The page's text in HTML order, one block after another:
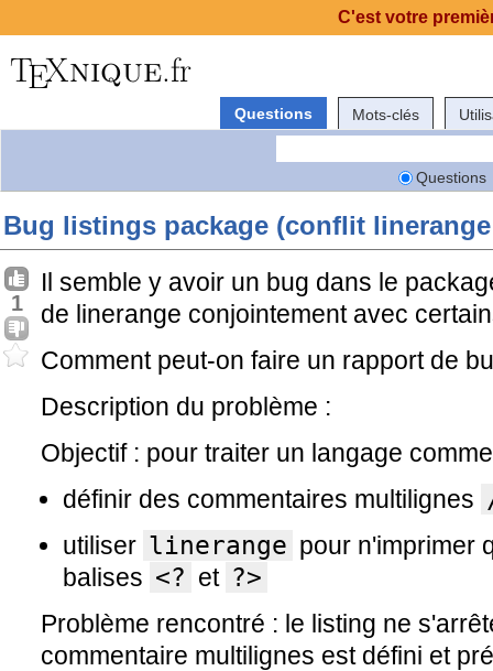
Questions Mots-clés
Questions
Bug listings package (conflit
1
Il semble y avoir un bug dans le
de linerange conjointement avec
Comment peut-on faire un rapport de
Description du problème :
Objectif : pour traiter un langage
définir des commentaires multilignes
utiliser linerange pour n'imprimer
balises <? et ?>
Problème rencontré : le listing ne
commentaire multilignes est défini et
C'est votre